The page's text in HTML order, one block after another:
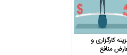
کارگزاری و
منافع